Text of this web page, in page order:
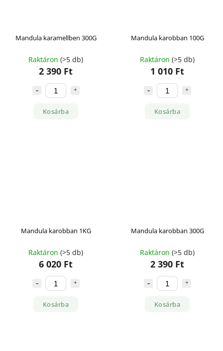
Mandula karamellben 300G
Raktáron (>5 db)
2 390 Ft
Kosárba
Mandula karobban 100G
Raktáron (>5 db)
1 010 Ft
Kosárba
Mandula karobban 1KG
Raktáron (>5 db)
6 020 Ft
Kosárba
Mandula karobban 300G
Raktáron (>5 db)
2 390 Ft
Kosárba